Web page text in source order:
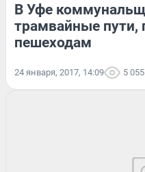
В Уфе
трамвайные пути,
пешеходам
24 января, 2017, 14:09 5 055